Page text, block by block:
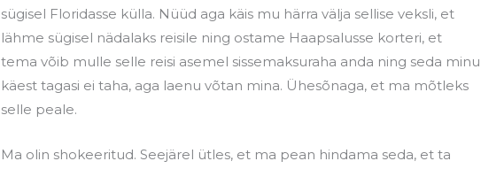
sügisel Floridasse külla. Nüüd aga käis mu härra välja sellise veksli, et
lähme sügisel nädalaks reisile ning ostame Haapsalusse korteri, et
tema võib mulle selle reisi asemel sissemaksuraha anda ning seda minu
käest tagasi ei taha, aga laenu võtan mina. Ühesõnaga, et ma mõtleks
selle peale.
Ma olin shokeeritud. Seejärel ütles, et ma pean hindama seda, et ta